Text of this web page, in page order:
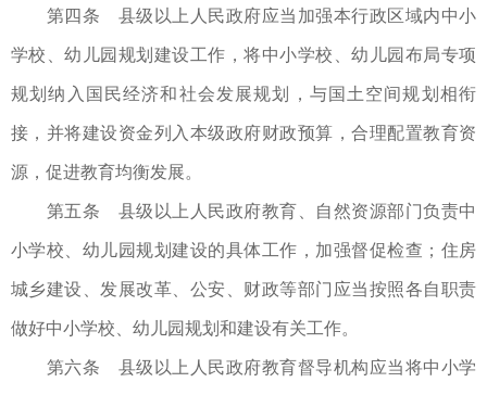
第四条 县级以上人民政府应当加强本行政区域内中小
学校、幼儿园规划建设工作，将中小学校、幼儿园布局专项
规划纳入国民经济和社会发展规划，与国土空间规划相衔
接，并将建设资金列入本级政府财政预算，合理配置教育资
源，促进教育均衡发展。
第五条 县级以上人民政府教育、自然资源部门负责中
小学校、幼儿园规划建设的具体工作，加强督促检查；住房
城乡建设、发展改革、公安、财政等部门应当按照各自职责
做好中小学校、幼儿园规划和建设有关工作。
第六条 县级以上人民政府教育督导机构应当将中小学